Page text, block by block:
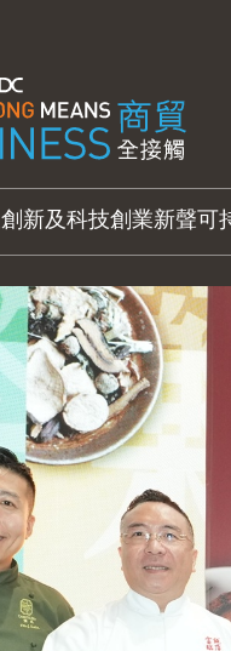
創新及科技創業新聲可